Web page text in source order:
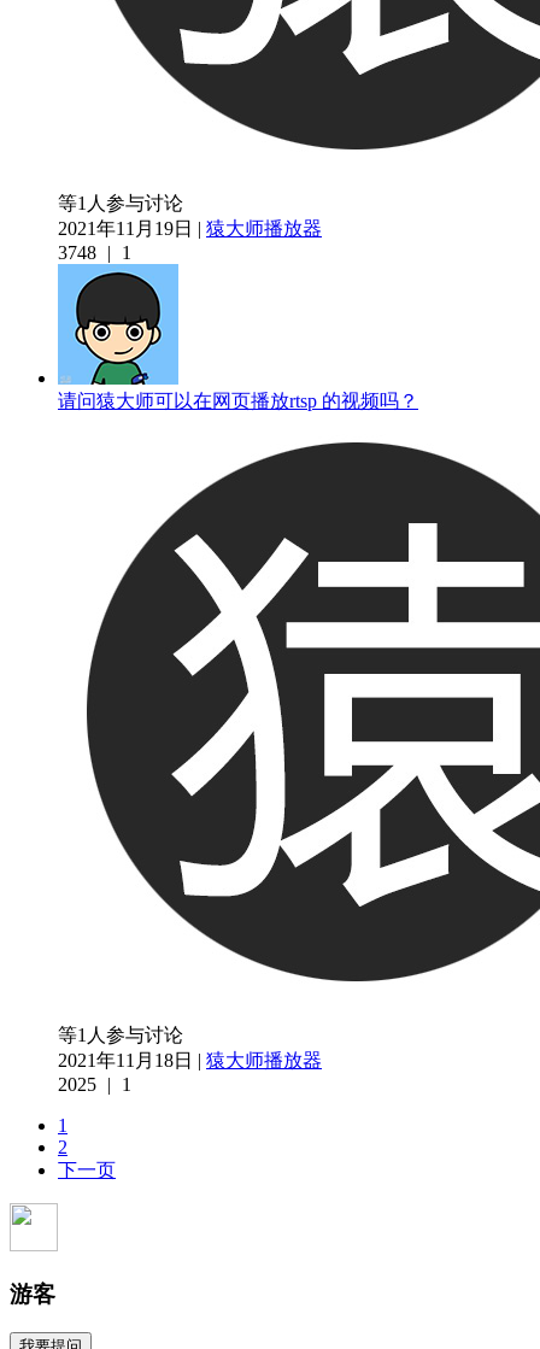
等1人参与讨论
2021年11月19日 | 猿大师播放器
3748 | 1
请问猿大师可以在网页播放rtsp 的视频吗？
等1人参与讨论
2021年11月18日 | 猿大师播放器
2025 |
1
1
2
下一页
游客